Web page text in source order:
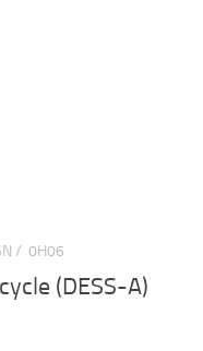
/ 0H06
(DESS-A)